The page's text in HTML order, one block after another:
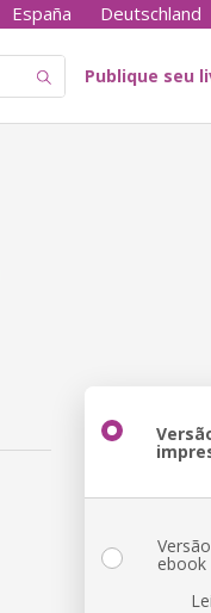
España Deutschland
Publique seu
Versão
ebook